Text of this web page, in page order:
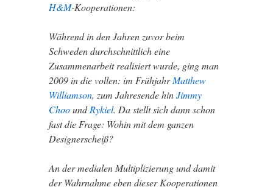
H&M-Kooperationen:
Während in den Jahren zuvor beim
Schweden durchschnittlich eine
Zusammenarbeit realisiert wurde, ging man
2009 in die vollen: im FrühjahrMatthew
Williamson, zum Jahresende hinJimmy
ChooundRykiel. Da stellt sich dann schon
fast die Frage: Wohin mit dem ganzen
Designerscheiß?
An der medialen Multiplizierung und damit
der Wahrnahme eben dieser Kooperationen